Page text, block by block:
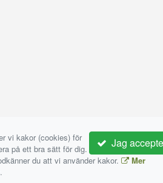
Jag
vi kakor (cookies) för
på ett bra sätt för dig.
du att vi använder kakor.
Mer
.